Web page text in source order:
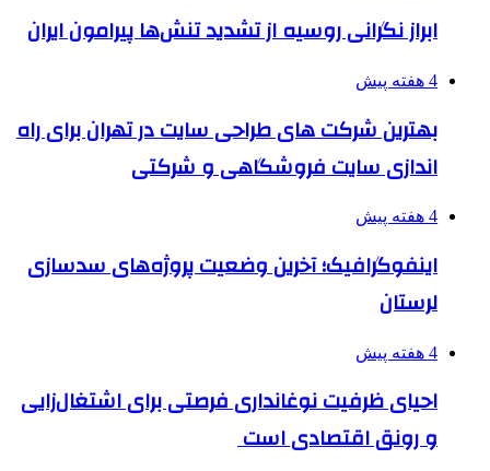
ابراز نگرانی روسیه از تشدید تنش‌ها پیرامون ایران
4 هفته پیش
بهترین شرکت های طراحی سایت در تهران برای راه
اندازی سایت فروشگاهی و شرکتی
4 هفته پیش
اینفوگرافیک؛ آخرین وضعیت پروژه‌های سدسازی
لرستان
4 هفته پیش
احیای ظرفیت نوغانداری فرصتی برای اشتغال‌زایی
و رونق اقتصادی است